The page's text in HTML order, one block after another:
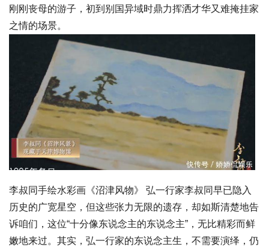
刚刚丧母的游子，初到别国异域时鼎力挥洒才华又难掩挂家
之情的场景。
李叔同手绘水彩画《沼津风物》 弘一行家李叔同早已隐入
历史的广宽星空，但这些张力无限的遗存，却如斯清楚地告
诉咱们，这位“十分像东说念主的东说念主”，无比精彩而鲜
嫩地来过。其实，弘一行家的东说念主生，不需要演绎，仍